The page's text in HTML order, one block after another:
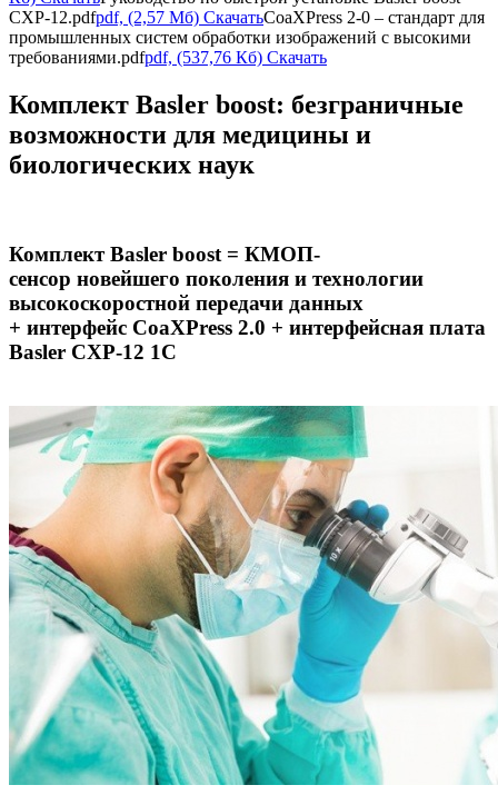
CXP-12.pdfpdf, (2,57 Мб) СкачатьCoaXPress 2-0 – стандарт для
промышленных систем обработки изображений с высокими
требованиями.pdfpdf, (537,76 Кб) Скачать
Комплект Basler boost: безграничные
возможности для медицины и
биологических наук
Комплект Basler boost = КМОП-
сенсор новейшего поколения и технологии
высокоскоростной передачи данных
+ интерфейс CoaXPress 2.0 + интерфейсная плата
Basler CXP-12 1C